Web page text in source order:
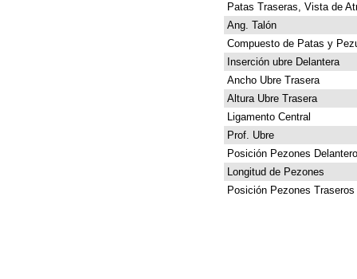
Patas Traseras, Vista de
Ang. Talón
Compuesto de Patas y
Inserción ubre Delantera
Ancho Ubre Trasera
Altura Ubre Trasera
Ligamento Central
Prof. Ubre
Posición Pezones
Longitud de Pezones
Posición Pezones Traseros